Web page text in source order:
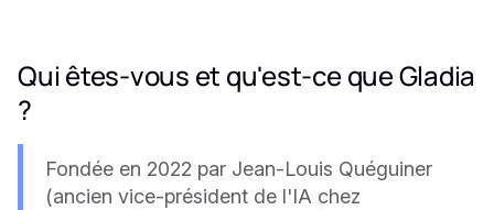
Qui êtes-vous et qu'est-ce que Gladia
?
Fondée en 2022 par Jean-Louis Quéguiner
(ancien vice-président de l'IA chez